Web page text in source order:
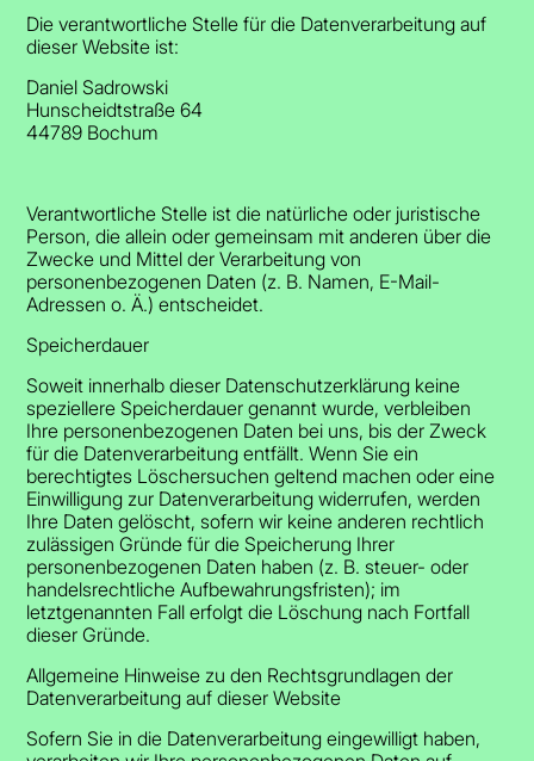
Die verantwortliche Stelle für die Datenverarbeitung auf
dieser Website ist:
Daniel Sadrowski
Hunscheidtstraße 64
44789 Bochum
Verantwortliche Stelle ist die natürliche oder juristische
Person, die allein oder gemeinsam mit anderen über die
Zwecke und Mittel der Verarbeitung von
personenbezogenen Daten (z. B. Namen, E-Mail-
Adressen o. Ä.) entscheidet.
Speicherdauer
Soweit innerhalb dieser Datenschutzerklärung keine
speziellere Speicherdauer genannt wurde, verbleiben
Ihre personenbezogenen Daten bei uns, bis der Zweck
für die Datenverarbeitung entfällt. Wenn Sie ein
berechtigtes Löschersuchen geltend machen oder eine
Einwilligung zur Datenverarbeitung widerrufen, werden
Ihre Daten gelöscht, sofern wir keine anderen rechtlich
zulässigen Gründe für die Speicherung Ihrer
personenbezogenen Daten haben (z. B. steuer- oder
handelsrechtliche Aufbewahrungsfristen); im
letztgenannten Fall erfolgt die Löschung nach Fortfall
dieser Gründe.
Allgemeine Hinweise zu den Rechtsgrundlagen der
Datenverarbeitung auf dieser Website
Sofern Sie in die Datenverarbeitung eingewilligt haben,